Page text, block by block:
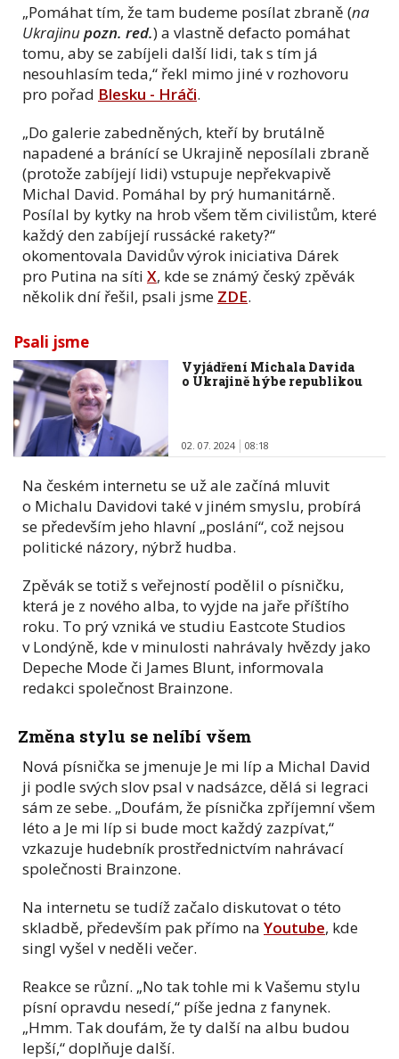
„Pomáhat tím, že tam budeme posílat zbraně (na
Ukrajinupozn. red.) a vlastně defacto pomáhat
tomu, aby se zabíjeli další lidi, tak s tím já
nesouhlasím teda,“ řekl mimo jiné v rozhovoru
pro pořad Blesku - Hráči.
„Do galerie zabedněných, kteří by brutálně
napadené a bránící se Ukrajině neposílali zbraně
(protože zabíjejí lidi) vstupuje nepřekvapivě
Michal David. Pomáhal by prý humanitárně.
Posílal by kytky na hrob všem těm civilistům, které
každý den zabíjejí russácké rakety?“
okomentovala Davidův výrok iniciativa Dárek
pro Putina na síti X, kde se známý český zpěvák
několik dní řešil, psali jsme ZDE.
Psali jsme
Vyjádření Michala Davida
o Ukrajině hýbe republikou
02. 07. 2024 08:18
Na českém internetu se už ale začíná mluvit
o Michalu Davidovi také v jiném smyslu, probírá
se především jeho hlavní „poslání“, což nejsou
politické názory, nýbrž hudba.
Zpěvák se totiž s veřejností podělil o písničku,
která je z nového alba, to vyjde na jaře příštího
roku. To prý vzniká ve studiu Eastcote Studios
v Londýně, kde v minulosti nahrávaly hvězdy jako
Depeche Mode či James Blunt, informovala
redakci společnost Brainzone.
Změna stylu se nelíbí všem
Nová písnička se jmenuje Je mi líp a Michal David
ji podle svých slov psal v nadsázce, dělá si legraci
sám ze sebe. „Doufám, že písnička zpříjemní všem
léto a Je mi líp si bude moct každý zazpívat,“
vzkazuje hudebník prostřednictvím nahrávací
společnosti Brainzone.
Na internetu se tudíž začalo diskutovat o této
skladbě, především pak přímo na Youtube, kde
singl vyšel v neděli večer.
Reakce se různí. „No tak tohle mi k Vašemu stylu
písní opravdu nesedí,“ píše jedna z fanynek.
„Hmm. Tak doufám, že ty další na albu budou
lepší,“ doplňuje další.